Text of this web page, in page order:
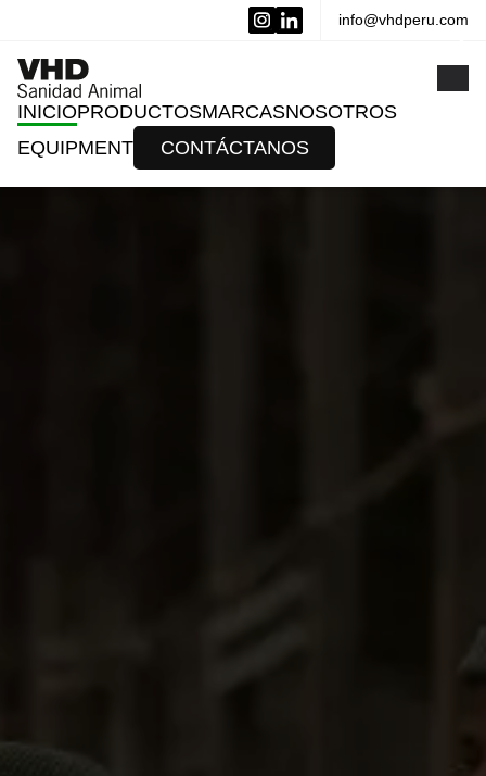
info@vhdperu.com
INICIOPRODUCTOSMARCASNOSOTROS
EQUIPMENT
CONTÁCTANOS